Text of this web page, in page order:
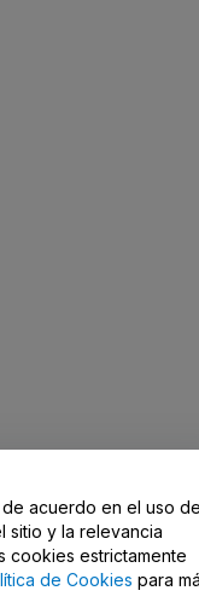
de acuerdo en el uso
sitio y la relevancia
cookies estrictamente
de Cookies para